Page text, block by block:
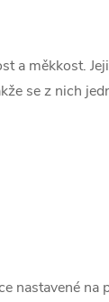
a měkkost.
se z nich
nastavené na